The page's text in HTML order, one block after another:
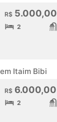
R$ 5.000,00
2
Itaim Bibi
R$ 6.000,00
2